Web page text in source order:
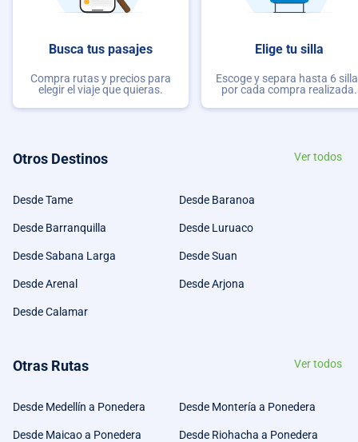
Busca tus pasajes
Compra rutas y precios para
elegir el viaje que quieras.
Elige tu silla
Escoge y separa hasta 6
por cada compra realizada.
Otros Destinos Ver todos
Desde Tame Desde Baranoa
Desde Barranquilla Desde Luruaco
Desde Sabana Larga Desde Suan
Desde Arenal Desde Arjona
Desde Calamar
Otras Rutas Ver todos
Desde Medellín a Ponedera Desde Montería a Ponedera
Desde Maicao a Ponedera Desde Riohacha a Ponedera